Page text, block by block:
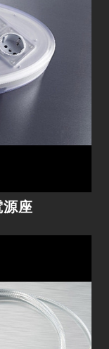
座
帶來的能量
資訊、空間